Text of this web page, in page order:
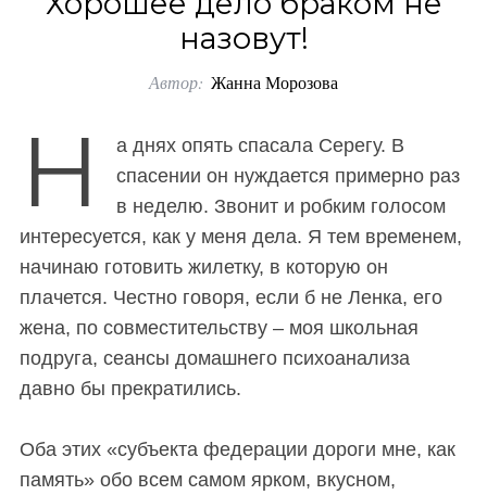
назовут!
Автор: Жанна Морозова
Н
а днях опять спасала Серегу. В
спасении он нуждается примерно раз
в неделю. Звонит и робким голосом
интересуется, как у меня дела. Я тем временем,
начинаю готовить жилетку, в которую он
плачется. Честно говоря, если б не Ленка, его
жена, по совместительству – моя школьная
подруга, сеансы домашнего психоанализа
давно бы прекратились.
Оба этих «субъекта федерации дороги мне, как
память» обо всем самом ярком, вкусном,